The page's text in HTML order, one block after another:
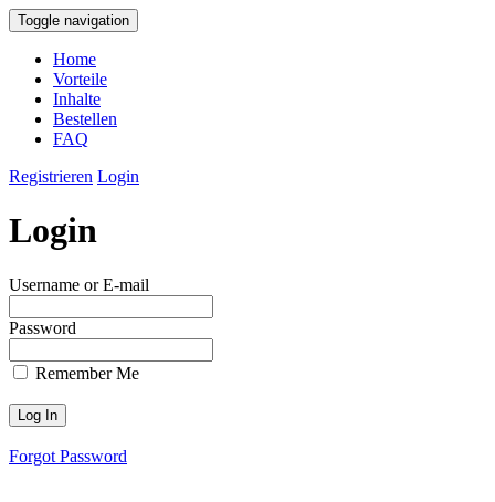
Toggle navigation
Home
Vorteile
Inhalte
Bestellen
FAQ
Registrieren Login
Login
Username or E-mail
Password
Remember Me
Forgot Password